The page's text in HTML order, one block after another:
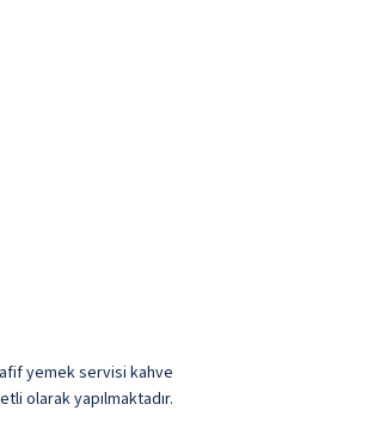
yemek servisi kahve
olarak yapılmaktadır.